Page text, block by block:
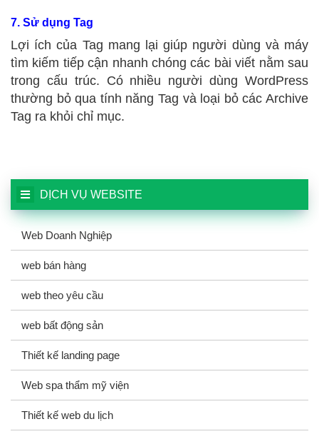
7. Sử dụng Tag
Lợi ích của Tag mang lại giúp người dùng và máy
tìm kiếm tiếp cận nhanh chóng các bài viết nằm sau
trong cấu trúc. Có nhiều người dùng WordPress
thường bỏ qua tính năng Tag và loại bỏ các Archive
Tag ra khỏi chỉ mục.
DỊCH VỤ WEBSITE
Web Doanh Nghiệp
web bán hàng
web theo yêu cầu
web bất động sản
Thiết kế landing page
Web spa thẩm mỹ viện
Thiết kế web du lịch